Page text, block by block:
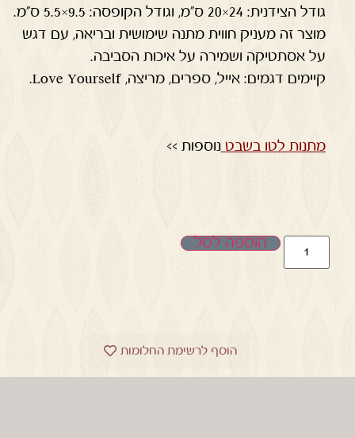
גודל הצידנית: 24×20 ס"מ, וגודל הקופסה: 9.5×5.5 ס"מ.
מוצר זה מעניק חווית מתנה שימושית ובריאה, עם דגש
על אסתטיקה ושמירה על איכות הסביבה.
קיימים דגמים: אייל, ספרים, מריצה, Love Yourself.
מתנות לטו בשבט נוספות >>
הוספה לסל
הוסף לרשימת החלומות